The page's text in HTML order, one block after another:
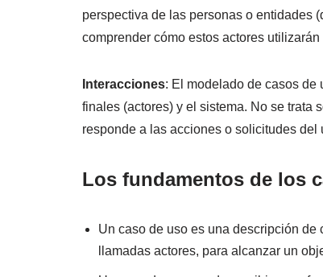
perspectiva de las personas o entidades
comprender cómo estos actores
Interacciones: El modelado de casos de
finales (actores) y el sistema. No se trata
responde a las acciones o solicitudes del
Los fundamentos de los
Un caso de uso es una descripción de
llamadas actores, para alcanzar un